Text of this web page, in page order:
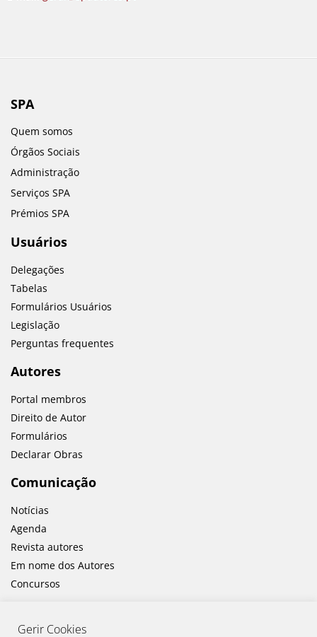
SPA
Quem somos
Órgãos Sociais
Administração
Serviços SPA
Prémios SPA
Usuários
Delegações
Tabelas
Formulários Usuários
Legislação
Perguntas frequentes
Autores
Portal membros
Direito de Autor
Formulários
Declarar Obras
Comunicação
Notícias
Agenda
Revista autores
Em nome dos Autores
Concursos
Gerir Cookies